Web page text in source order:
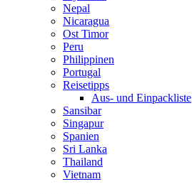
Nepal
Nicaragua
Ost Timor
Peru
Philippinen
Portugal
Reisetipps
Aus- und Einpackliste
Sansibar
Singapur
Spanien
Sri Lanka
Thailand
Vietnam